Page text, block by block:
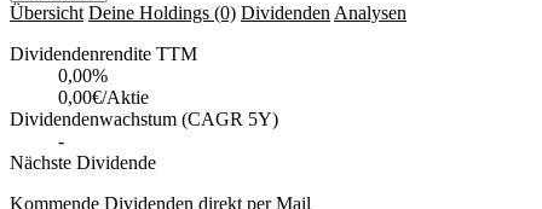
Übersicht Deine Holdings (0) Dividenden Analysen
Dividendenrendite TTM
0,00%
0,00€/Aktie
Dividendenwachstum (CAGR 5Y)
-
Nächste Dividende
Kommende Dividenden direkt per Mail